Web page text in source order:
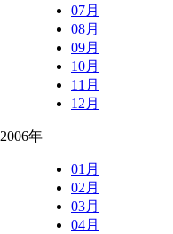
07月
08月
09月
10月
11月
12月
2006年
01月
02月
03月
04月